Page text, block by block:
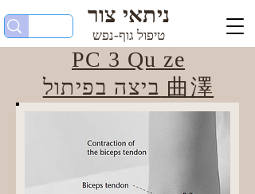
ניתאי צור
טיפול גוף-נפש
PC 3 Qu ze
ביצה בפיתול 曲澤